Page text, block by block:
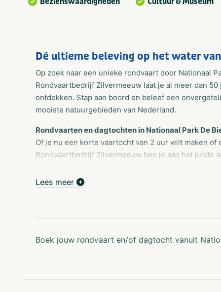
Dé ultieme beleving op het water
Op zoek naar een unieke rondvaart door Nationaal
Rondvaartbedrijf Zilvermeeuw laat je al meer dan
ontdekken. Stap aan boord en beleef een
mooiste natuurgebieden van Nederland.
Rondvaarten en dagtochten in Nationaal Park De
Of je nu een korte vaartocht van 2 uur wilt maken
Rondvaartbedrijf Zilvermeeuw ben je aan het juiste
scholen. Combineer natuur, ontspanning en
compleet bedrijfsevenement.
Lees meer
Boek jouw rondvaart en/of dagtocht vanuit